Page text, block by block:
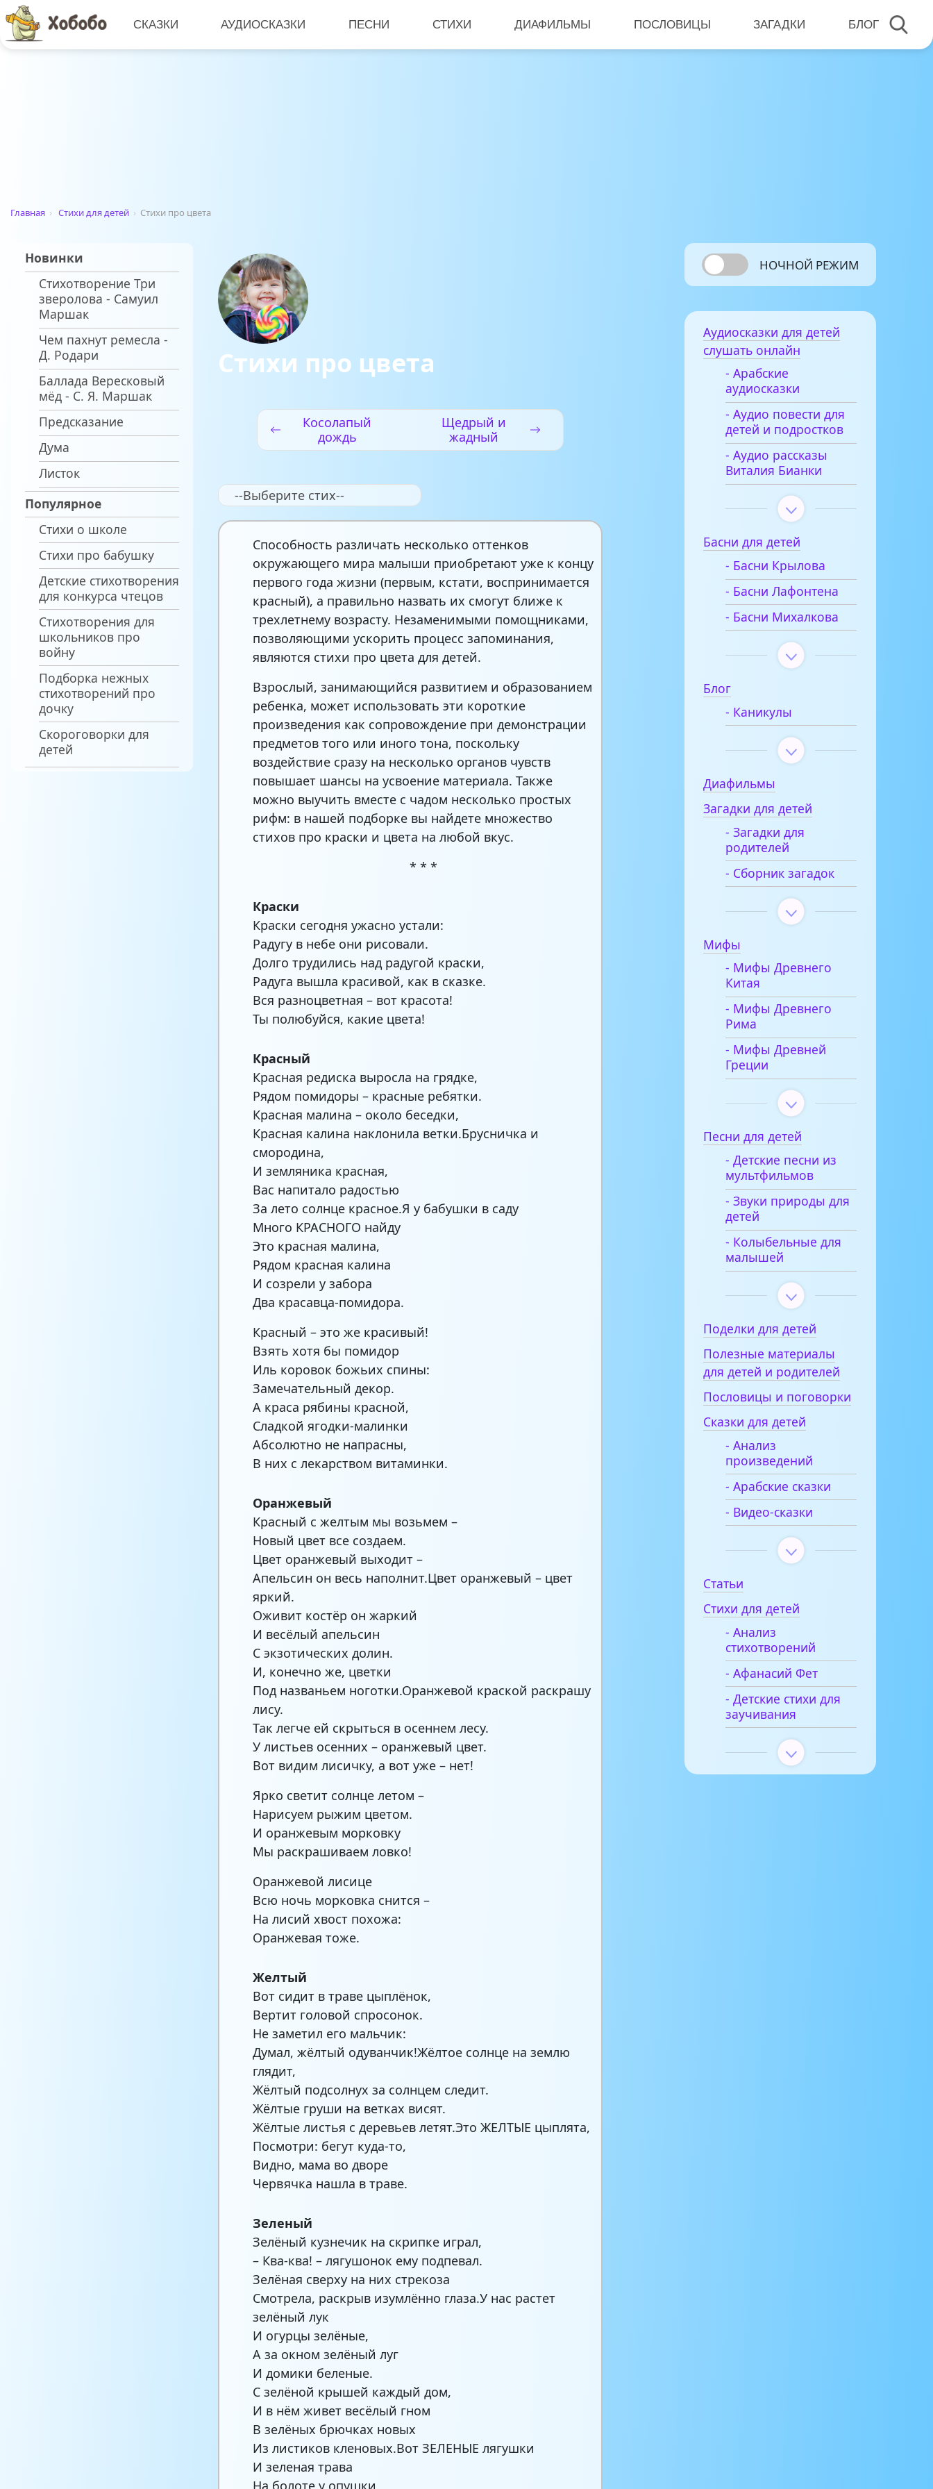
СКАЗКИ АУДИОСКАЗКИ ПЕСНИ СТИХИ ДИАФИЛЬМЫ ПОСЛОВИЦЫ ЗАГАДКИ БЛОГ
Главная › Стихи для детей › Стихи про цвета
Новинки
Стихотворение Три
зверолова - Самуил
Маршак
Чем пахнут ремесла -
Д. Родари
Баллада Вересковый
мёд - С. Я. Маршак
Предсказание
Дума
Листок
Популярное
Стихи о школе
Стихи про бабушку
Детские стихотворения
для конкурса чтецов
Стихотворения для
школьников про
войну
Подборка нежных
стихотворений про
дочку
Скороговорки для
детей
Стихи про цвета
Косолапый
дождь
Щедрый и
жадный
--Выберите стих--
Способность различать несколько оттенков
окружающего мира малыши приобретают уже к концу
первого года жизни (первым, кстати, воспринимается
красный), а правильно назвать их смогут ближе к
трехлетнему возрасту. Незаменимыми помощниками,
позволяющими ускорить процесс запоминания,
являются стихи про цвета для детей.
Взрослый, занимающийся развитием и образованием
ребенка, может использовать эти короткие
произведения как сопровождение при демонстрации
предметов того или иного тона, поскольку
воздействие сразу на несколько органов чувств
повышает шансы на усвоение материала. Также
можно выучить вместе с чадом несколько простых
рифм: в нашей подборке вы найдете множество
стихов про краски и цвета на любой вкус.
* * *
Краски
Краски сегодня ужасно устали:
Радугу в небе они рисовали.
Долго трудились над радугой краски,
Радуга вышла красивой, как в сказке.
Вся разноцветная – вот красота!
Ты полюбуйся, какие цвета!
Красный
Красная редиска выросла на грядке,
Рядом помидоры – красные ребятки.
Красная малина – около беседки,
Красная калина наклонила ветки.Брусничка и
смородина,
И земляника красная,
Вас напитало радостью
За лето солнце красное.Я у бабушки в саду
Много КРАСНОГО найду
Это красная малина,
Рядом красная калина
И созрели у забора
Два красавца-помидора.
Красный – это же красивый!
Взять хотя бы помидор
Иль коровок божьих спины:
Замечательный декор.
А краса рябины красной,
Сладкой ягодки-малинки
Абсолютно не напрасны,
В них с лекарством витаминки.
Оранжевый
Красный с желтым мы возьмем –
Новый цвет все создаем.
Цвет оранжевый выходит –
Апельсин он весь наполнит.Цвет оранжевый – цвет
яркий.
Оживит костёр он жаркий
И весёлый апельсин
С экзотических долин.
И, конечно же, цветки
Под названьем ноготки.Оранжевой краской раскрашу
лису.
Так легче ей скрыться в осеннем лесу.
У листьев осенних – оранжевый цвет.
Вот видим лисичку, а вот уже – нет!
Ярко светит солнце летом –
Нарисуем рыжим цветом.
И оранжевым морковку
Мы раскрашиваем ловко!
Оранжевой лисице
Всю ночь морковка снится –
На лисий хвост похожа:
Оранжевая тоже.
Желтый
Вот сидит в траве цыплёнок,
Вертит головой спросонок.
Не заметил его мальчик:
Думал, жёлтый одуванчик!Жёлтое солнце на землю
глядит,
Жёлтый подсолнух за солнцем следит.
Жёлтые груши на ветках висят.
Жёлтые листья с деревьев летят.Это ЖЕЛТЫЕ цыплята,
Посмотри: бегут куда-то,
Видно, мама во дворе
Червячка нашла в траве.
Зеленый
Зелёный кузнечик на скрипке играл,
– Ква-ква! – лягушонок ему подпевал.
Зелёная сверху на них стрекоза
Смотрела, раскрыв изумлённо глаза.У нас растет
зелёный лук
И огурцы зелёные,
А за окном зелёный луг
И домики беленые.
С зелёной крышей каждый дом,
И в нём живет весёлый гном
В зелёных брючках новых
Из листиков кленовых.Вот ЗЕЛЕНЫЕ лягушки
И зеленая трава
На болоте у опушки
НОЧНОЙ РЕЖИМ
Аудиосказки для детей
слушать онлайн
- Арабские
аудиосказки
- Аудио повести для
детей и подростков
- Аудио рассказы
Виталия Бианки
Басни для детей
- Басни Крылова
- Басни Лафонтена
- Басни Михалкова
Блог
- Каникулы
Диафильмы
Загадки для детей
- Загадки для
родителей
- Сборник загадок
Мифы
- Мифы Древнего
Китая
- Мифы Древнего
Рима
- Мифы Древней
Греции
Песни для детей
- Детские песни из
мультфильмов
- Звуки природы для
детей
- Колыбельные для
малышей
Поделки для детей
Полезные материалы
для детей и родителей
Пословицы и поговорки
Сказки для детей
- Анализ
произведений
- Арабские сказки
- Видео-сказки
Статьи
Стихи для детей
- Анализ
стихотворений
- Афанасий Фет
- Детские стихи для
заучивания